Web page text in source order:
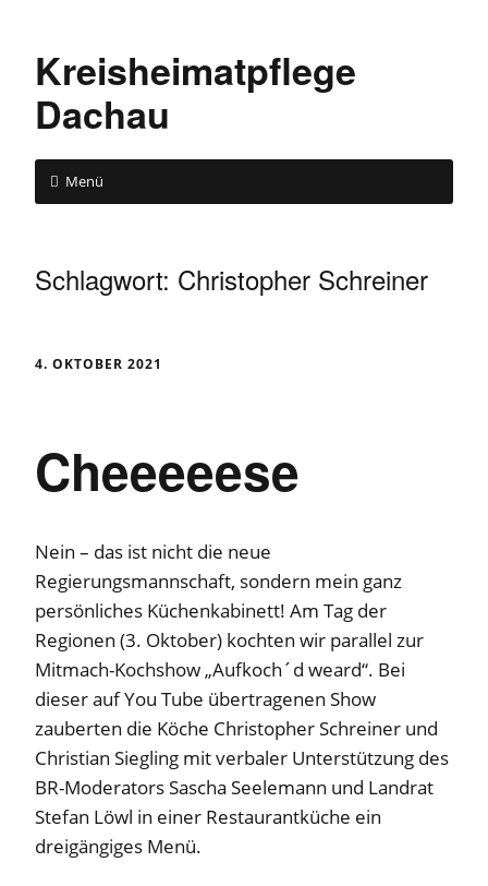
Kreisheimatpflege
Dachau
Menü
Schlagwort: Christopher Schreiner
4. OKTOBER 2021
Cheeeeese
Nein – das ist nicht die neue
Regierungsmannschaft, sondern mein ganz
persönliches Küchenkabinett! Am Tag der
Regionen (3. Oktober) kochten wir parallel zur
Mitmach-Kochshow „Aufkoch´d weard“. Bei
dieser auf You Tube übertragenen Show
zauberten die Köche Christopher Schreiner und
Christian Siegling mit verbaler Unterstützung des
BR-Moderators Sascha Seelemann und Landrat
Stefan Löwl in einer Restaurantküche ein
dreigängiges Menü.